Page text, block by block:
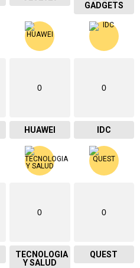
GADGETS
0
HUAWEI
0
IDC
0
TECNOLOGIA
Y SALUD
0
QUEST